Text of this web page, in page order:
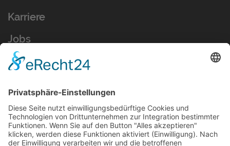
Karriere
Jobs
Ausbildung
Kontakt
AT-Boretec - Andreas Tigges e.K.